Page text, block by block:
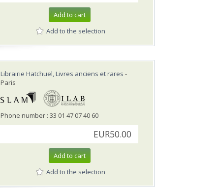
Add to cart
Add to the selection
Librairie Hatchuel, Livres anciens et rares -
Paris
Phone number : 33 01 47 07 40 60
EUR50.00
Add to cart
Add to the selection